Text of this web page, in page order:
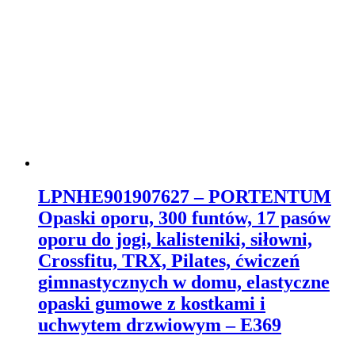
LPNHE901907627 – PORTENTUM
Opaski oporu, 300 funtów, 17 pasów
oporu do jogi, kalisteniki, siłowni,
Crossfitu, TRX, Pilates, ćwiczeń
gimnastycznych w domu, elastyczne
opaski gumowe z kostkami i
uchwytem drzwiowym – E369